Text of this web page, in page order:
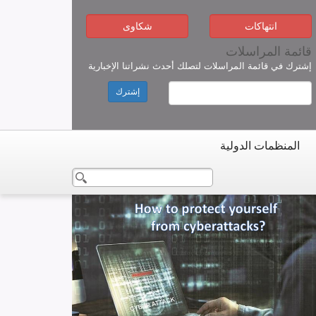
انتهاكات شكاوى
قائمة المراسلات
إشترك في قائمة المراسلات لتصلك أحدث نشراتنا الإخبارية
إشترك
المنظمات الدولية